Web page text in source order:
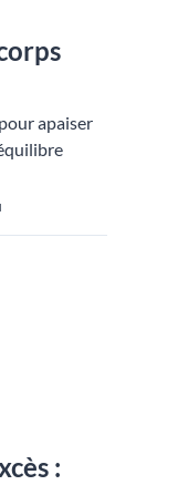
apaiser
: